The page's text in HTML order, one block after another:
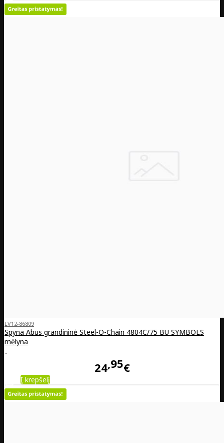
LV12-86809
Spyna Abus grandininė Steel-O-Chain 4804C/75 BU SYMBOLS
mėlyna
..
24 95€
Į krepšelį